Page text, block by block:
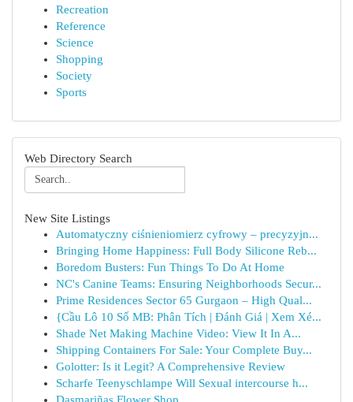
Recreation
Reference
Science
Shopping
Society
Sports
Web Directory Search
New Site Listings
Automatyczny ciśnieniomierz cyfrowy – precyzyjn...
Bringing Home Happiness: Full Body Silicone Reb...
Boredom Busters: Fun Things To Do At Home
NC's Canine Teams: Ensuring Neighborhoods Secur...
Prime Residences Sector 65 Gurgaon – High Qual...
{Cầu Lô 10 Số MB: Phân Tích | Đánh Giá | Xem Xé...
Shade Net Making Machine Video: View It In A...
Shipping Containers For Sale: Your Complete Buy...
Golotter: Is it Legit? A Comprehensive Review
Scharfe Teenyschlampe Will Sexual intercourse h...